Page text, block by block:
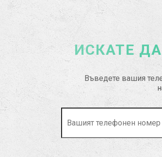
ИСКАТЕ
Въведете вашия